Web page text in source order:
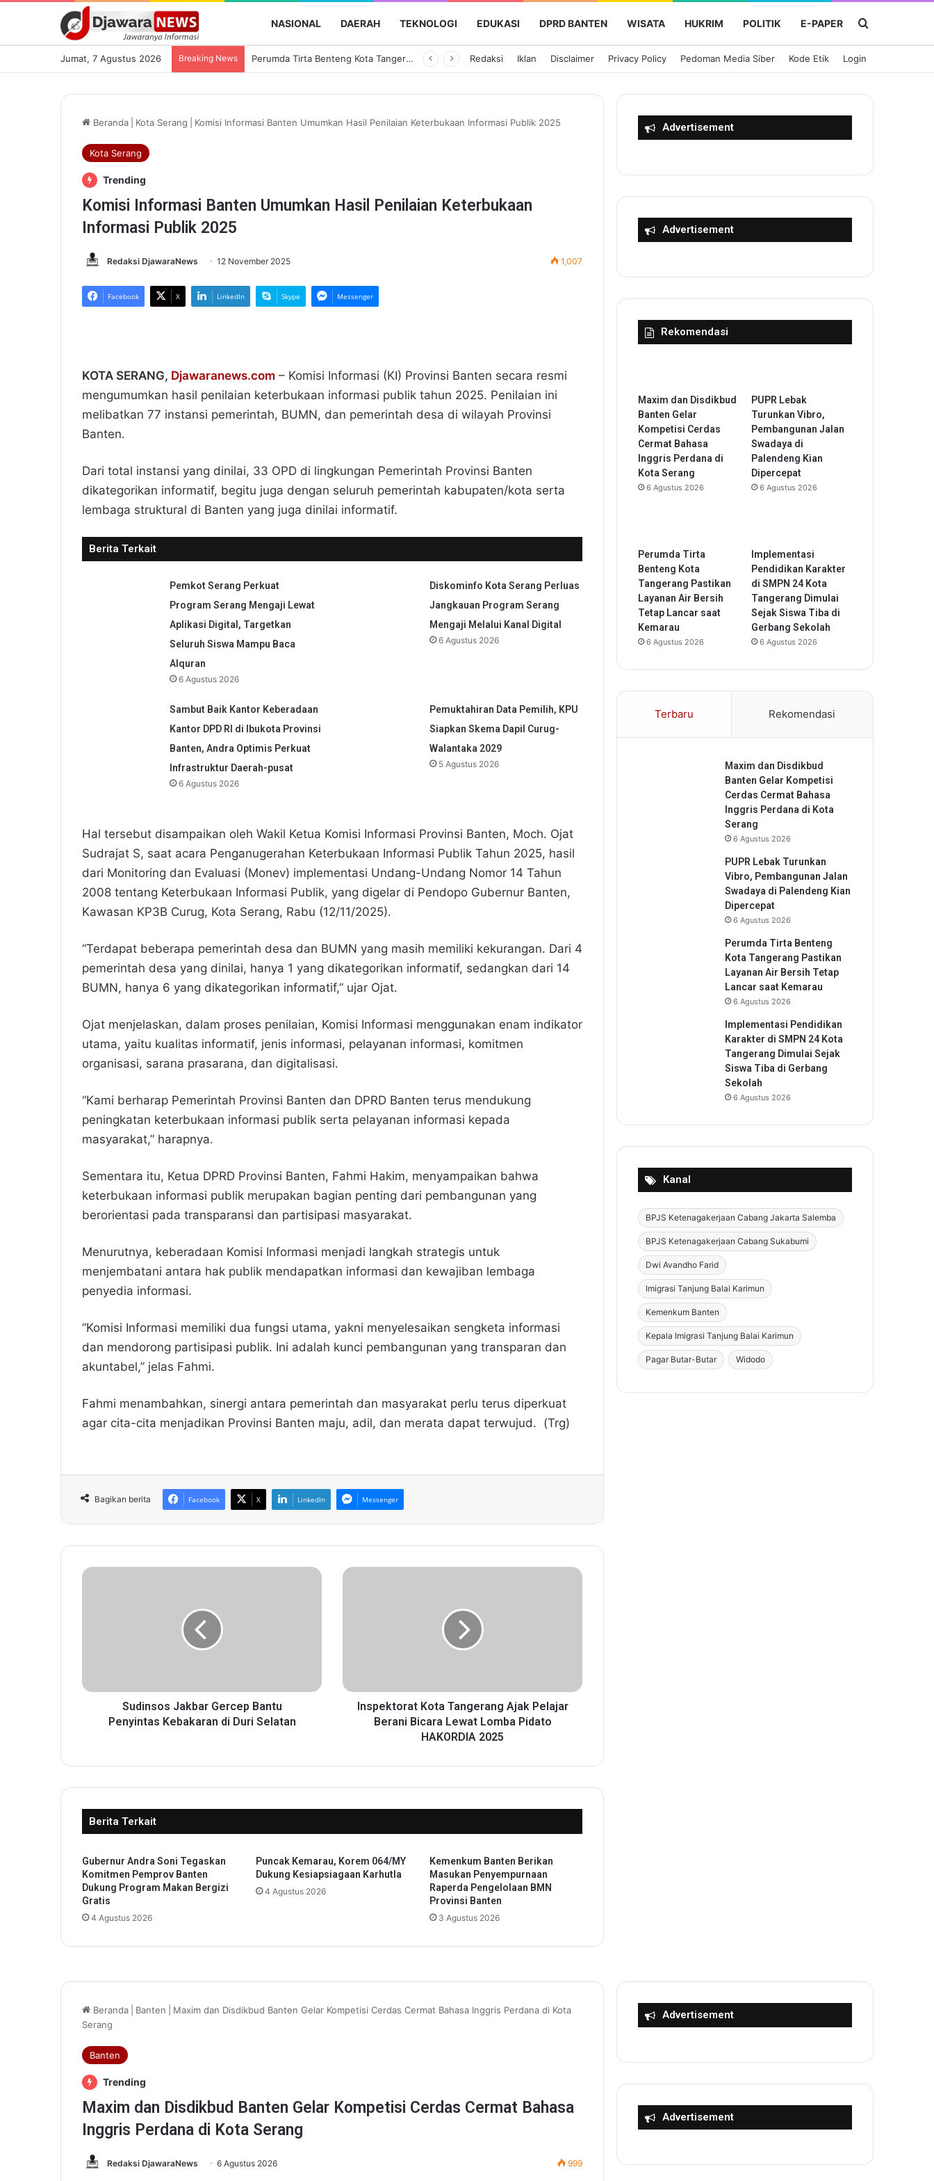
NASIONAL DAERAH TEKNOLOGI EDUKASI DPRD BANTEN WISATA HUKRIM POLITIK E-PAPER Cari Berita
Jumat, 7 Agustus 2026 Breaking News Perumda Tirta Benteng Kota Tangerang Pastikan Layanan Air Bersih Tetap Lancar saat Kemarau Redaksi Iklan Disclaimer Privacy Policy Pedoman Media Siber Kode Etik Login
Beranda Kota Serang Komisi Informasi Banten Umumkan Hasil Penilaian Keterbukaan Informasi Publik 2025
Kota Serang
Trending
Komisi Informasi Banten Umumkan Hasil Penilaian Keterbukaan
Informasi Publik 2025
Redaksi DjawaraNews 12 November 2025 1,007
Facebook X LinkedIn Skype Messenger
KOTA SERANG, Djawaranews.com – Komisi Informasi (KI) Provinsi Banten secara resmi
mengumumkan hasil penilaian keterbukaan informasi publik tahun 2025. Penilaian ini
melibatkan 77 instansi pemerintah, BUMN, dan pemerintah desa di wilayah Provinsi
Banten.
Dari total instansi yang dinilai, 33 OPD di lingkungan Pemerintah Provinsi Banten
dikategorikan informatif, begitu juga dengan seluruh pemerintah kabupaten/kota serta
lembaga struktural di Banten yang juga dinilai informatif.
Berita Terkait
Pemkot Serang Perkuat
Program Serang Mengaji Lewat
Aplikasi Digital, Targetkan
Seluruh Siswa Mampu Baca
Alquran
6 Agustus 2026
Diskominfo Kota Serang Perluas
Jangkauan Program Serang
Mengaji Melalui Kanal Digital
6 Agustus 2026
Sambut Baik Kantor Keberadaan
Kantor DPD RI di Ibukota Provinsi
Banten, Andra Optimis Perkuat
Infrastruktur Daerah-pusat
6 Agustus 2026
Pemuktahiran Data Pemilih, KPU
Siapkan Skema Dapil Curug-
Walantaka 2029
5 Agustus 2026
Hal tersebut disampaikan oleh Wakil Ketua Komisi Informasi Provinsi Banten, Moch. Ojat
Sudrajat S, saat acara Penganugerahan Keterbukaan Informasi Publik Tahun 2025, hasil
dari Monitoring dan Evaluasi (Monev) implementasi Undang-Undang Nomor 14 Tahun
2008 tentang Keterbukaan Informasi Publik, yang digelar di Pendopo Gubernur Banten,
Kawasan KP3B Curug, Kota Serang, Rabu (12/11/2025).
“Terdapat beberapa pemerintah desa dan BUMN yang masih memiliki kekurangan. Dari 4
pemerintah desa yang dinilai, hanya 1 yang dikategorikan informatif, sedangkan dari 14
BUMN, hanya 6 yang dikategorikan informatif,” ujar Ojat.
Ojat menjelaskan, dalam proses penilaian, Komisi Informasi menggunakan enam indikator
utama, yaitu kualitas informatif, jenis informasi, pelayanan informasi, komitmen
organisasi, sarana prasarana, dan digitalisasi.
“Kami berharap Pemerintah Provinsi Banten dan DPRD Banten terus mendukung
peningkatan keterbukaan informasi publik serta pelayanan informasi kepada
masyarakat,” harapnya.
Sementara itu, Ketua DPRD Provinsi Banten, Fahmi Hakim, menyampaikan bahwa
keterbukaan informasi publik merupakan bagian penting dari pembangunan yang
berorientasi pada transparansi dan partisipasi masyarakat.
Menurutnya, keberadaan Komisi Informasi menjadi langkah strategis untuk
menjembatani antara hak publik mendapatkan informasi dan kewajiban lembaga
penyedia informasi.
“Komisi Informasi memiliki dua fungsi utama, yakni menyelesaikan sengketa informasi
dan mendorong partisipasi publik. Ini adalah kunci pembangunan yang transparan dan
akuntabel,” jelas Fahmi.
Fahmi menambahkan, sinergi antara pemerintah dan masyarakat perlu terus diperkuat
agar cita-cita menjadikan Provinsi Banten maju, adil, dan merata dapat terwujud. (Trg)
Bagikan berita Facebook X LinkedIn Messenger
S
J
r
r
e
B
a
n
u
y
n
t
s
e
b
a
Sudinsos Jakbar Gercep Bantu
Penyintas Kebakaran di Duri Selatan
I
r
t
a
g
r
a
P
l
e
r
Inspektorat Kota Tangerang Ajak Pelajar
Berani Bicara Lewat Lomba Pidato
HAKORDIA 2025
Berita Terkait
Gubernur Andra Soni Tegaskan
Komitmen Pemprov Banten
Dukung Program Makan Bergizi
Gratis
4 Agustus 2026
Puncak Kemarau, Korem 064/MY
Dukung Kesiapsiagaan Karhutla
4 Agustus 2026
Kemenkum Banten Berikan
Masukan Penyempurnaan
Raperda Pengelolaan BMN
Provinsi Banten
3 Agustus 2026
Advertisement
Advertisement
Rekomendasi
Maxim dan Disdikbud
Banten Gelar
Kompetisi Cerdas
Cermat Bahasa
Inggris Perdana di
Kota Serang
6 Agustus 2026
PUPR Lebak
Turunkan Vibro,
Pembangunan Jalan
Swadaya di
Palendeng Kian
Dipercepat
6 Agustus 2026
Perumda Tirta
Benteng Kota
Tangerang Pastikan
Layanan Air Bersih
Tetap Lancar saat
Kemarau
6 Agustus 2026
Implementasi
Pendidikan Karakter
di SMPN 24 Kota
Tangerang Dimulai
Sejak Siswa Tiba di
Gerbang Sekolah
6 Agustus 2026
Terbaru Rekomendasi
Maxim dan Disdikbud
Banten Gelar Kompetisi
Cerdas Cermat Bahasa
Inggris Perdana di Kota
Serang
6 Agustus 2026
PUPR Lebak Turunkan
Vibro, Pembangunan Jalan
Swadaya di Palendeng Kian
Dipercepat
6 Agustus 2026
Perumda Tirta Benteng
Kota Tangerang Pastikan
Layanan Air Bersih Tetap
Lancar saat Kemarau
6 Agustus 2026
Implementasi Pendidikan
Karakter di SMPN 24 Kota
Tangerang Dimulai Sejak
Siswa Tiba di Gerbang
Sekolah
6 Agustus 2026
Kanal
BPJS Ketenagakerjaan Cabang Jakarta Salemba
BPJS Ketenagakerjaan Cabang Sukabumi
Dwi Avandho Farid
Imigrasi Tanjung Balai Karimun
Kemenkum Banten
Kepala Imigrasi Tanjung Balai Karimun
Pagar Butar-Butar Widodo